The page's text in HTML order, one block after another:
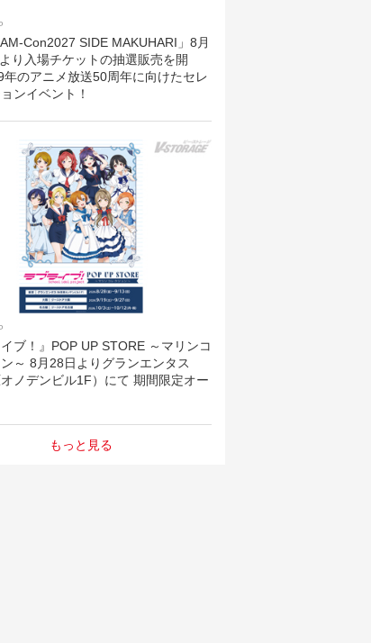
Con2027 SIDE MAKUHARI」8月
り入場チケットの抽選販売を開
年のアニメ放送50周年に向けたセレ
ンイベント！
イブ！』POP UP STORE ～マリンコ
～ 8月28日よりグランエンタス
オノデンビル1F）にて 期間限定オー
もっと見る